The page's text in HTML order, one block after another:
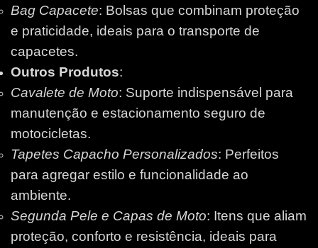
Bag Capacete: Bolsas que combinam proteção
e praticidade, ideais para o transporte de
capacetes.
Outros Produtos:
Cavalete de Moto: Suporte indispensável para
manutenção e estacionamento seguro de
motocicletas.
Tapetes Capacho Personalizados: Perfeitos
para agregar estilo e funcionalidade ao
ambiente.
Segunda Pele e Capas de Moto: Itens que aliam
proteção, conforto e resistência, ideais para